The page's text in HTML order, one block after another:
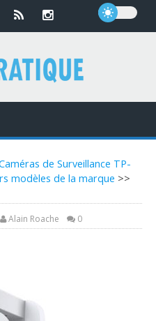
de Surveillance TP-
modèles de la marque >>
Alain Roache 0